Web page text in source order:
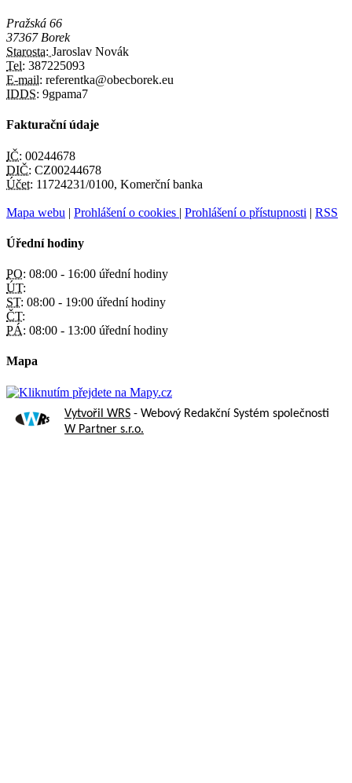
Pražská 66
37367 Borek
Starosta: Jaroslav Novák
Tel: 387225093
E-mail: referentka@obecborek.eu
IDDS: 9gpama7
Fakturační údaje
IČ: 00244678
DIČ: CZ00244678
Účet: 11724231/0100, Komerční banka
Mapa webu | Prohlášení o cookies | Prohlášení o přístupnosti | RSS
Úřední hodiny
PO: 08:00 - 16:00 úřední hodiny
ÚT:
ST: 08:00 - 19:00 úřední hodiny
ČT:
PÁ: 08:00 - 13:00 úřední hodiny
Mapa
Vytvořil WRS - Webový Redakční Systém společnosti
W Partner s.r.o.